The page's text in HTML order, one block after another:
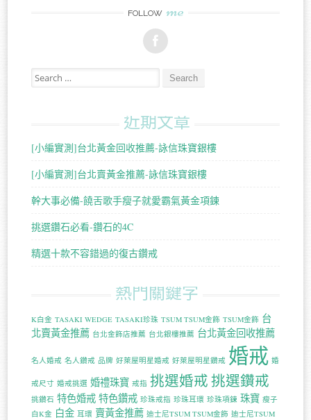
FOLLOW me
Search for:
近期文章
[小編實測]台北黃金回收推薦-詠信珠寶銀樓
[小編實測]台北賣黃金推薦-詠信珠寶銀樓
幹大事必備-饒舌歌手瘦子就愛霸氣黃金項鍊
挑選鑽石必看-鑽石的4C
精選十款不容錯過的復古鑽戒
熱門關鍵字
K白金 TASAKI WEDGE TASAKI珍珠 TSUM TSUM金飾 TSUM金飾 台
北賣黃金推薦 台北金飾店推薦 台北銀樓推薦 台北黃金回收推薦
名人婚戒 名人鑽戒 品牌 好萊屋明星婚戒 好萊屋明星鑽戒 婚戒 婚
戒尺寸 婚戒挑選 婚禮珠寶 戒指 挑選婚戒挑選鑽戒
挑鑽石 特色婚戒 特色鑽戒 珍珠戒指 珍珠耳環 珍珠項鍊 珠寶 瘦子
白K金 白金 耳環 賣黃金推薦 迪士尼TSUM TSUM金飾 迪士尼TSUM